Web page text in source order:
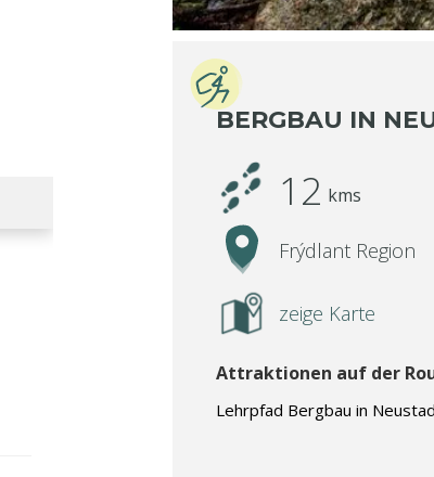
BERGBAU IN
12 kms
Frýdlant Region
zeige Karte
Attraktionen auf der
Lehrpfad Bergbau in